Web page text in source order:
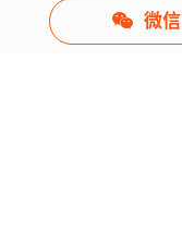
微信